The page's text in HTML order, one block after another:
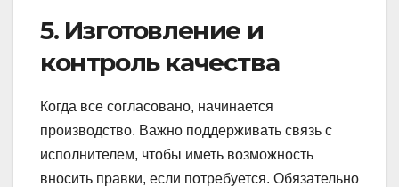
5. Изготовление и
контроль качества
Когда все согласовано, начинается
производство. Важно поддерживать связь с
исполнителем, чтобы иметь возможность
вносить правки, если потребуется. Обязательно